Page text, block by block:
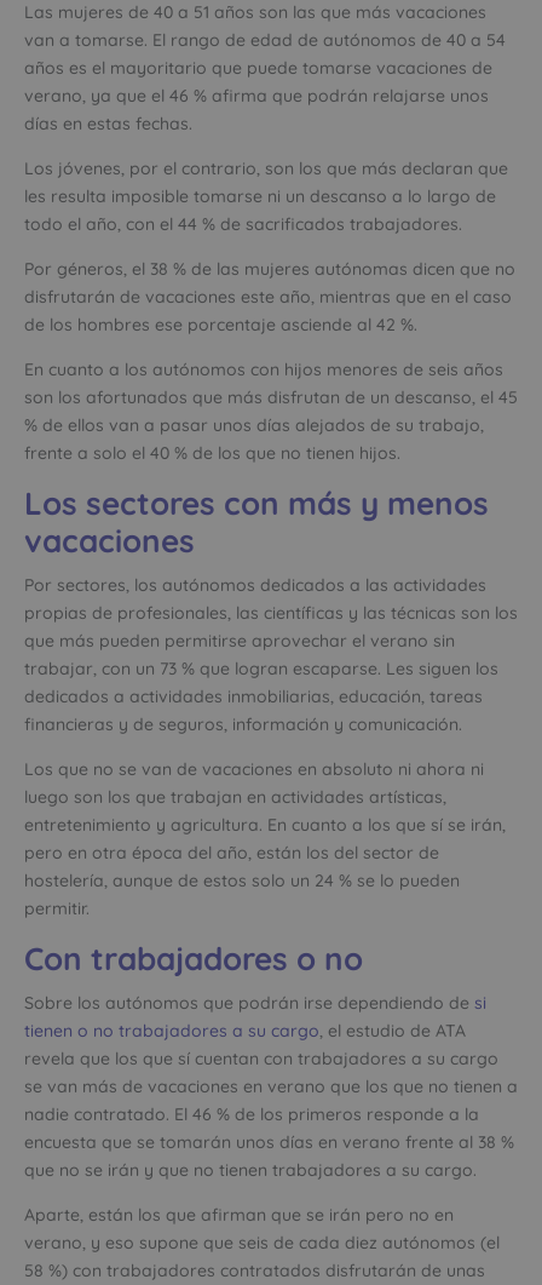
Las mujeres de 40 a 51 años son las que más vacaciones
van a tomarse. El rango de edad de autónomos de 40 a 54
años es el mayoritario que puede tomarse vacaciones de
verano, ya que el 46 % afirma que podrán relajarse unos
días en estas fechas.
Los jóvenes, por el contrario, son los que más declaran que
les resulta imposible tomarse ni un descanso a lo largo de
todo el año, con el 44 % de sacrificados trabajadores.
Por géneros, el 38 % de las mujeres autónomas dicen que no
disfrutarán de vacaciones este año, mientras que en el caso
de los hombres ese porcentaje asciende al 42 %.
En cuanto a los autónomos con hijos menores de seis años
son los afortunados que más disfrutan de un descanso, el 45
% de ellos van a pasar unos días alejados de su trabajo,
frente a solo el 40 % de los que no tienen hijos.
Los sectores con más y menos
vacaciones
Por sectores, los autónomos dedicados a las actividades
propias de profesionales, las científicas y las técnicas son los
que más pueden permitirse aprovechar el verano sin
trabajar, con un 73 % que logran escaparse. Les siguen los
dedicados a actividades inmobiliarias, educación, tareas
financieras y de seguros, información y comunicación.
Los que no se van de vacaciones en absoluto ni ahora ni
luego son los que trabajan en actividades artísticas,
entretenimiento y agricultura. En cuanto a los que sí se irán,
pero en otra época del año, están los del sector de
hostelería, aunque de estos solo un 24 % se lo pueden
permitir.
Con trabajadores o no
Sobre los autónomos que podrán irse dependiendo de si
tienen o no trabajadores a su cargo, el estudio de ATA
revela que los que sí cuentan con trabajadores a su cargo
se van más de vacaciones en verano que los que no tienen a
nadie contratado. El 46 % de los primeros responde a la
encuesta que se tomarán unos días en verano frente al 38 %
que no se irán y que no tienen trabajadores a su cargo.
Aparte, están los que afirman que se irán pero no en
verano, y eso supone que seis de cada diez autónomos (el
58 %) con trabajadores contratados disfrutarán de unas